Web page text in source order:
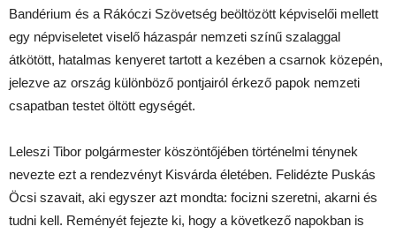
Bandérium és a Rákóczi Szövetség beöltözött képviselői mellett
egy népviseletet viselő házaspár nemzeti színű szalaggal
átkötött, hatalmas kenyeret tartott a kezében a csarnok közepén,
jelezve az ország különböző pontjairól érkező papok nemzeti
csapatban testet öltött egységét.
Leleszi Tibor polgármester köszöntőjében történelmi ténynek
nevezte ezt a rendezvényt Kisvárda életében. Felidézte Puskás
Öcsi szavait, aki egyszer azt mondta: focizni szeretni, akarni és
tudni kell. Reményét fejezte ki, hogy a következő napokban is